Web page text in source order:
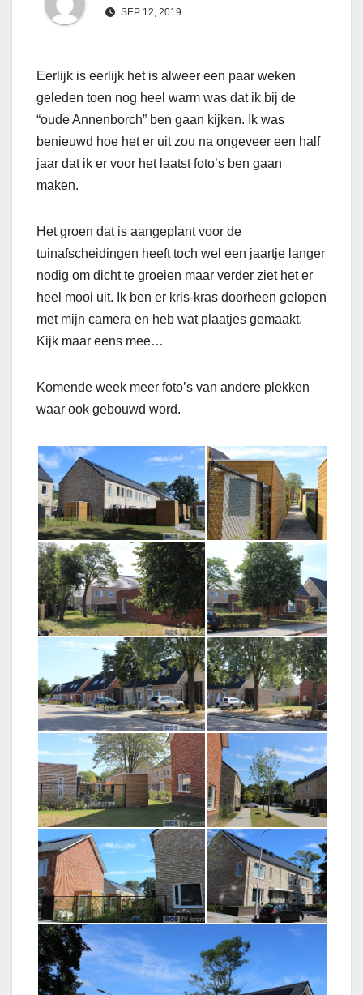
SEP 12, 2019
Eerlijk is eerlijk het is alweer een paar weken
geleden toen nog heel warm was dat ik bij de
“oude Annenborch” ben gaan kijken. Ik was
benieuwd hoe het er uit zou na ongeveer een half
jaar dat ik er voor het laatst foto’s ben gaan
maken.
Het groen dat is aangeplant voor de
tuinafscheidingen heeft toch wel een jaartje langer
nodig om dicht te groeien maar verder ziet het er
heel mooi uit. Ik ben er kris-kras doorheen gelopen
met mijn camera en heb wat plaatjes gemaakt.
Kijk maar eens mee…
Komende week meer foto’s van andere plekken
waar ook gebouwd word.